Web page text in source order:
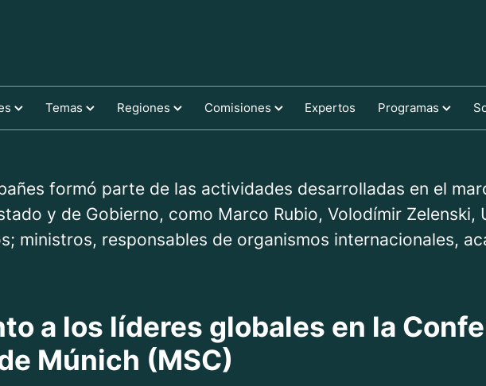
Temas Regiones Comisiones Expertos Programas
formó parte de las actividades desarrolladas en el
y de Gobierno, como Marco Rubio, Volodímir Zelenski,
ministros, responsables de organismos internacionales,
a los líderes globales en la
Múnich (MSC)